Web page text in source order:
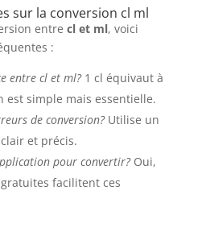
sur la conversion cl ml
entre cl et ml, voici
:
entre cl et ml? 1 cl équivaut à
est simple mais essentielle.
de conversion? Utilise un
et précis.
pour convertir? Oui,
facilitent ces